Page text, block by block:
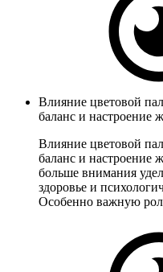
Влияние цветовой
баланс и настроение
Влияние цветовой
баланс и настроение
больше внимания
здоровье и
Особенно важную